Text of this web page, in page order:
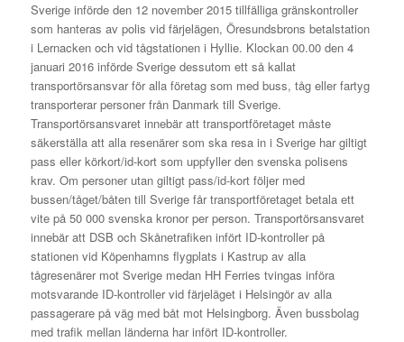
Sverige införde den 12 november 2015 tillfälliga gränskontroller
som hanteras av polis vid färjelägen, Öresundsbrons betalstation
i Lernacken och vid tågstationen i Hyllie. Klockan 00.00 den 4
januari 2016 införde Sverige dessutom ett så kallat
transportörsansvar för alla företag som med buss, tåg eller fartyg
transporterar personer från Danmark till Sverige.
Transportörsansvaret innebär att transportföretaget måste
säkerställa att alla resenärer som ska resa in i Sverige har giltigt
pass eller körkort/id-kort som uppfyller den svenska polisens
krav. Om personer utan giltigt pass/id-kort följer med
bussen/tåget/båten till Sverige får transportföretaget betala ett
vite på 50 000 svenska kronor per person. Transportörsansvaret
innebär att DSB och Skånetrafiken infört ID-kontroller på
stationen vid Köpenhamns flygplats i Kastrup av alla
tågresenärer mot Sverige medan HH Ferries tvingas införa
motsvarande ID-kontroller vid färjeläget i Helsingör av alla
passagerare på väg med båt mot Helsingborg. Även bussbolag
med trafik mellan länderna har infört ID-kontroller.